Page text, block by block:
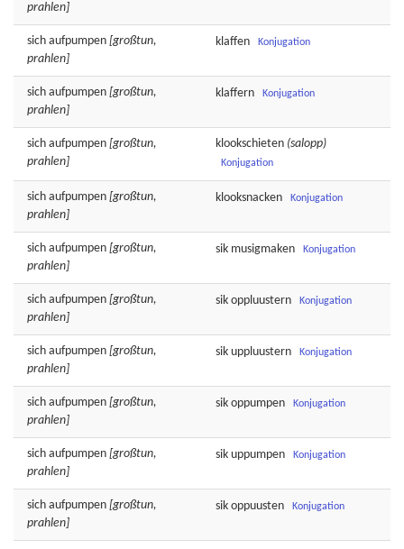
prahlen]
sich aufpumpen [großtun,
prahlen]
klaffen Konjugation
sich aufpumpen [großtun,
prahlen]
klaffern Konjugation
sich aufpumpen [großtun,
prahlen]
klookschieten (salopp)
Konjugation
sich aufpumpen [großtun,
prahlen]
klooksnacken Konjugation
sich aufpumpen [großtun,
prahlen]
sik musigmaken Konjugation
sich aufpumpen [großtun,
prahlen]
sik oppluustern Konjugation
sich aufpumpen [großtun,
prahlen]
sik uppluustern Konjugation
sich aufpumpen [großtun,
prahlen]
sik oppumpen Konjugation
sich aufpumpen [großtun,
prahlen]
sik uppumpen Konjugation
sich aufpumpen [großtun,
prahlen]
sik oppuusten Konjugation